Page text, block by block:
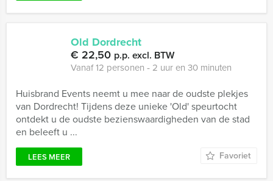
Old Dordrecht
€ 22,50 p.p. excl. BTW
Vanaf 12 personen ‐ 2 uur en 30 minuten
Huisbrand Events neemt u mee naar de oudste plekjes
van Dordrecht! Tijdens deze unieke 'Old' speurtocht
ontdekt u de oudste bezienswaardigheden van de stad
en beleeft u ...
LEES MEER Favoriet